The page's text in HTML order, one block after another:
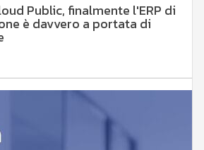
Public, finalmente l'ERP di
è davvero a portata di